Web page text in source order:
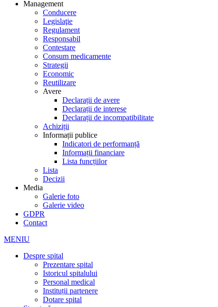
Management
Conducere
Legislaţie
Regulament
Responsabil
Contestare
Consum medicamente
Strategii
Economic
Reutilizare
Avere
Declarații de avere
Declarații de interese
Declarații de incompatibilitate
Achiziții
Informații publice
Indicatori de performanță
Informații financiare
Lista funcțiilor
Lista
Decizii
Media
Galerie foto
Galerie video
GDPR
Contact
MENIU
Despre spital
Prezentare spital
Istoricul spitalului
Personal medical
Instituții partenere
Dotare spital